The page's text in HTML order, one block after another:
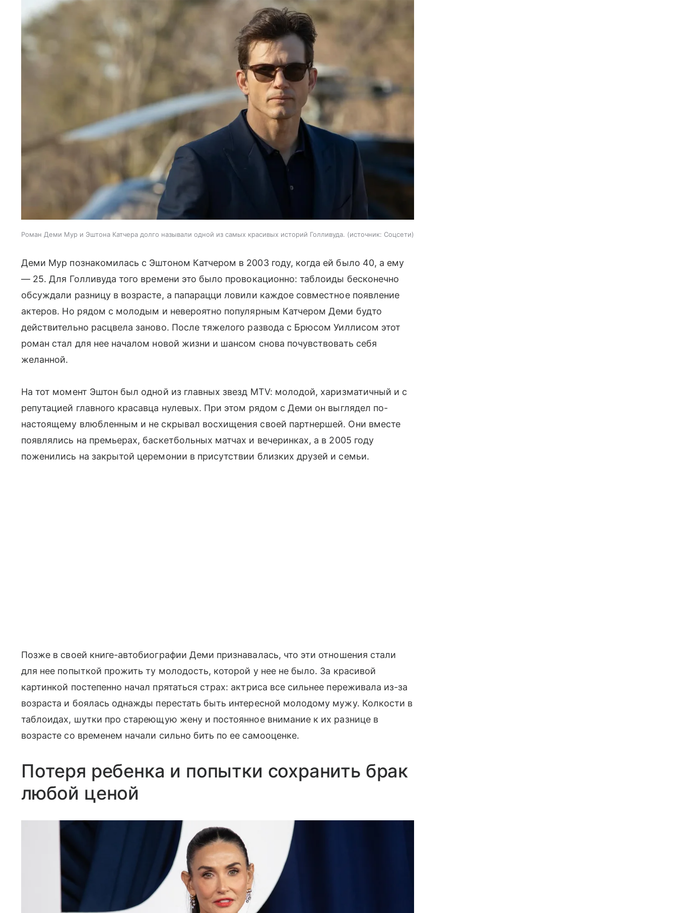
Роман Деми Мур и Эштона Катчера долго называли одной из самых красивых историй Голливуда. источник: Соцсети
Деми Мур познакомилась с Эштоном Катчером в 2003 году, когда ей было 40, а ему
— 25. Для Голливуда того времени это было провокационно: таблоиды бесконечно
обсуждали разницу в возрасте, а папарацци ловили каждое совместное появление
актеров. Но рядом с молодым и невероятно популярным Катчером Деми будто
действительно расцвела заново. После тяжелого развода с Брюсом Уиллисом этот
роман стал для нее началом новой жизни и шансом снова почувствовать себя
желанной.
На тот момент Эштон был одной из главных звезд MTV: молодой, харизматичный и с
репутацией главного красавца нулевых. При этом рядом с Деми он выглядел по-
настоящему влюбленным и не скрывал восхищения своей партнершей. Они вместе
появлялись на премьерах, баскетбольных матчах и вечеринках, а в 2005 году
поженились на закрытой церемонии в присутствии близких друзей и семьи.
Позже в своей книге-автобиографии Деми признавалась, что эти отношения стали
для нее попыткой прожить ту молодость, которой у нее не было. За красивой
картинкой постепенно начал прятаться страх: актриса все сильнее переживала из-за
возраста и боялась однажды перестать быть интересной молодому мужу. Колкости в
таблоидах, шутки про стареющую жену и постоянное внимание к их разнице в
возрасте со временем начали сильно бить по ее самооценке.
Потеря ребенка и попытки сохранить брак
любой ценой